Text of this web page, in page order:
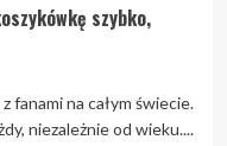
szybko,
fanami na całym świecie.
niezależnie od wieku....